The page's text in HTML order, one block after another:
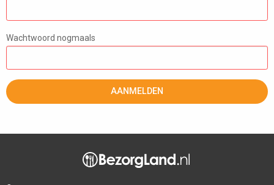
Wachtwoord nogmaals
AANMELDEN